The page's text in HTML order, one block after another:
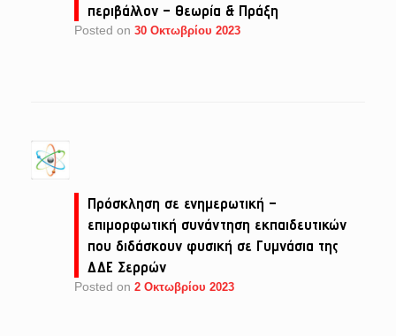
περιβάλλον – Θεωρία & Πράξη
Posted on 30 Οκτωβρίου 2023
Πρόσκληση σε ενημερωτική –
επιμορφωτική συνάντηση εκπαιδευτικών
που διδάσκουν φυσική σε Γυμνάσια της
ΔΔΕ Σερρών
Posted on 2 Οκτωβρίου 2023